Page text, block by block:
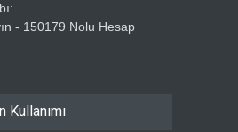
- 150179 Nolu Hesap